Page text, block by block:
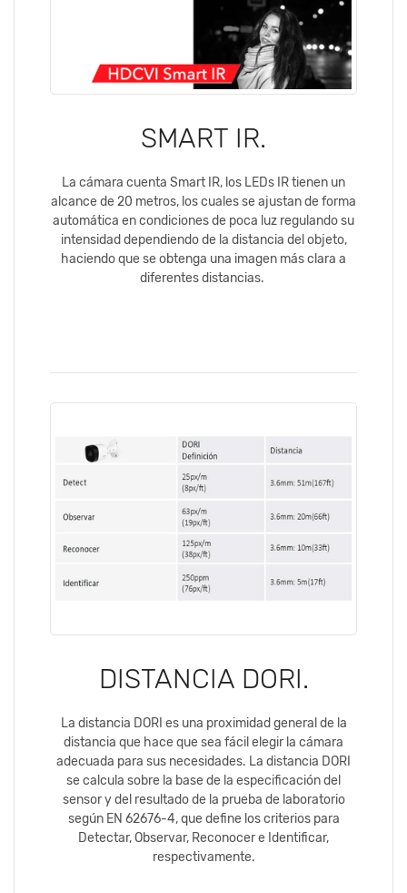
SMART IR.
La cámara cuenta Smart IR, los LEDs IR tienen un
alcance de 20 metros, los cuales se ajustan de forma
automática en condiciones de poca luz regulando su
intensidad dependiendo de la distancia del objeto,
haciendo que se obtenga una imagen más clara a
diferentes distancias.
DISTANCIA DORI.
La distancia DORI es una proximidad general de la
distancia que hace que sea fácil elegir la cámara
adecuada para sus necesidades. La distancia DORI
se calcula sobre la base de la especificación del
sensor y del resultado de la prueba de laboratorio
según EN 62676-4, que define los criterios para
Detectar, Observar, Reconocer e Identificar,
respectivamente.